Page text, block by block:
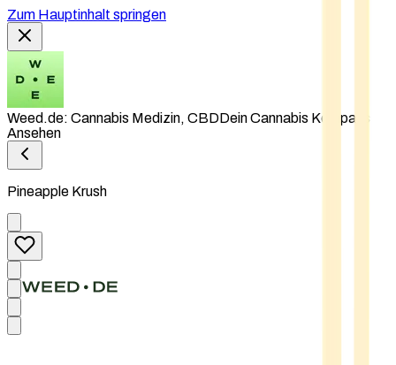
Zum Hauptinhalt springen
Weed.de: Cannabis Medizin, CBDDein Cannabis Kompass
Ansehen
Pineapple Krush